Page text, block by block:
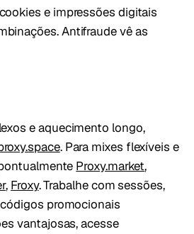
e impressões digitais
Antifraude vê as
e aquecimento longo,
. Para mixes flexíveis e
Proxy.market,
, Froxy. Trabalhe com sessões,
promocionais
vantajosas, acesse